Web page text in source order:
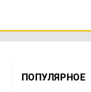
ПОПУЛЯРНОЕ